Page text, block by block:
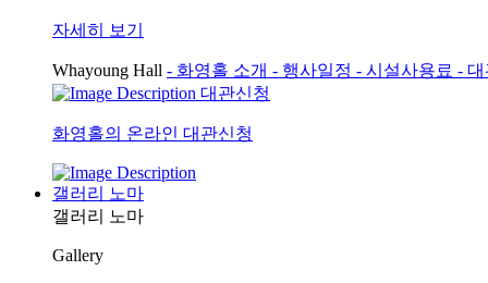
자세히 보기
Whayoung Hall - 화영홀 소개 - 행사일정 - 시설사용료 -
대관신청
화영홀의 온라인 대관신청
갤러리 노마
갤러리 노마
Gallery